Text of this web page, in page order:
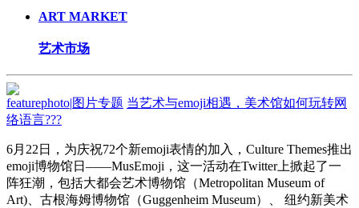
ART MARKET
艺术市场
featurephoto|图片专题 当艺术与emoji相遇，美术馆如何玩转网
络语言???
6月22日，为庆祝72个新emoji表情的加入，Culture Themes推出
emoji博物馆日——MusEmoji，这一活动在Twitter上掀起了一
阵狂潮，包括大都会艺术博物馆（Metropolitan Museum of
Art)、古根海姆博物馆（Guggenheim Museum）、 纽约新美术